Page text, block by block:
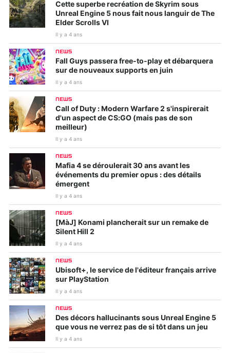
Cette superbe recréation de Skyrim sous
Unreal Engine 5 nous fait nous languir de The
Elder Scrolls VI
Il y a 4 ans
NEWS
Fall Guys passera free-to-play et débarquera
sur de nouveaux supports en juin
Il y a 4 ans
NEWS
Call of Duty : Modern Warfare 2 s'inspirerait
d'un aspect de CS:GO (mais pas de son
meilleur)
Il y a 4 ans
NEWS
Mafia 4 se déroulerait 30 ans avant les
événements du premier opus : des détails
émergent
Il y a 4 ans
NEWS
[MàJ] Konami plancherait sur un remake de
Silent Hill 2
Il y a 4 ans
NEWS
Ubisoft+, le service de l'éditeur français arrive
sur PlayStation
Il y a 4 ans
NEWS
Des décors hallucinants sous Unreal Engine 5
que vous ne verrez pas de si tôt dans un jeu
Il y a 4 ans